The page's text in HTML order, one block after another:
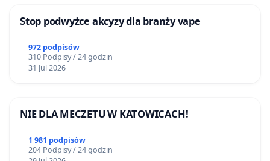
Stop podwyżce akcyzy dla branży vape
972 podpisów
310 Podpisy / 24 godzin
31 Jul 2026
NIE DLA MECZETU W KATOWICACH!
1 981 podpisów
204 Podpisy / 24 godzin